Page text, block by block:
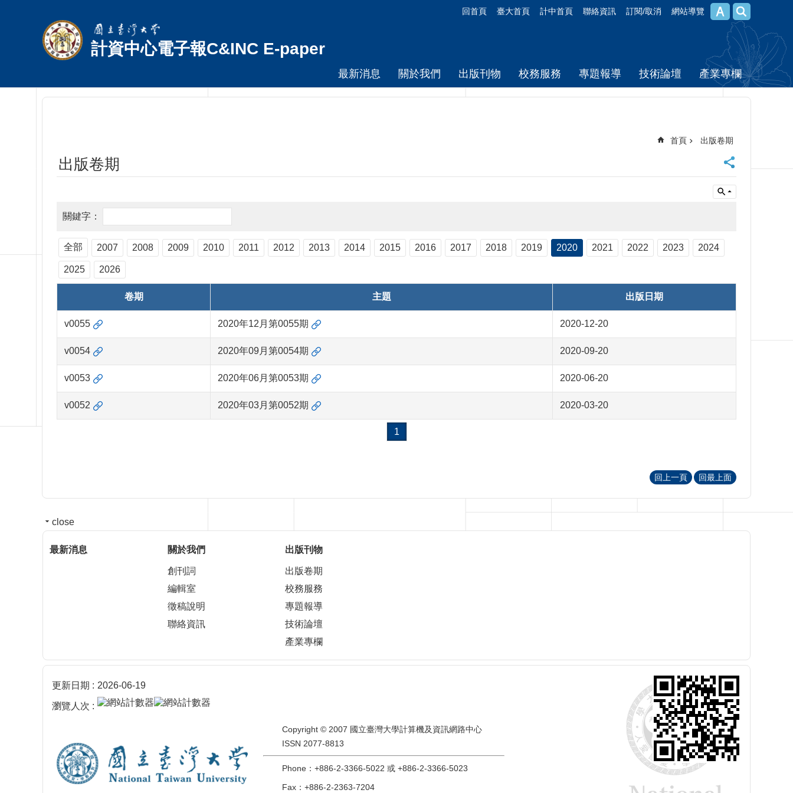
回首頁 臺大首頁 計中首頁 聯絡資訊 訂閱/取消 網站導覽
計資中心電子報C&INC E-paper
最新消息 關於我們 出版刊物 校務服務 專題報導 技術論壇 產業專欄
首頁 出版卷期
出版卷期
全部 2007 2008 2009 2010 2011 2012 2013 2014 2015 2016 2017 2018 2019 2020 2021 2022 2023 2024
2025 2026
卷期 主題 出版日期
v0055 2020年12月第0055期 2020-12-20
v0054 2020年09月第0054期 2020-09-20
v0053 2020年06月第0053期 2020-06-20
v0052 2020年03月第0052期 2020-03-20
1
回上一頁 回最上面
close
最新消息 關於我們
創刊詞
編輯室
徵稿說明
聯絡資訊
出版刊物
出版卷期
校務服務
專題報導
技術論壇
產業專欄
更新日期 2026-06-19
瀏覽人次
Copyright © 2007 國立臺灣大學計算機及資訊網路中心
ISSN 2077-8813
Phone：+886-2-3366-5022 或 +886-2-3366-5023
Fax：+886-2-2363-7204